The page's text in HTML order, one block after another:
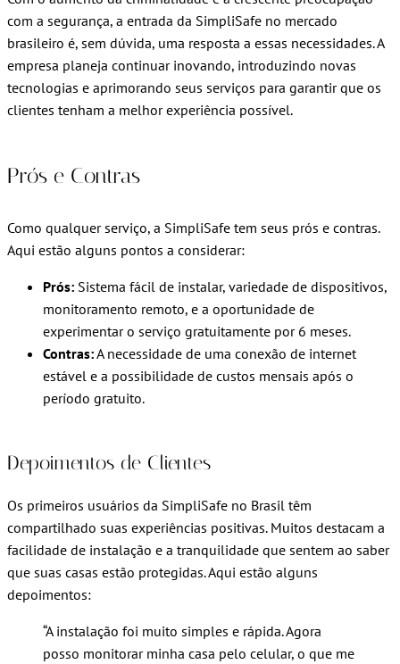
com a segurança, a entrada da SimpliSafe no mercado
brasileiro é, sem dúvida, uma resposta a essas necessidades. A
empresa planeja continuar inovando, introduzindo novas
tecnologias e aprimorando seus serviços para garantir que os
clientes tenham a melhor experiência possível.
Prós e Contras
Como qualquer serviço, a SimpliSafe tem seus prós e contras.
Aqui estão alguns pontos a considerar:
Prós: Sistema fácil de instalar, variedade de dispositivos,
monitoramento remoto, e a oportunidade de
experimentar o serviço gratuitamente por 6 meses.
Contras:A necessidade de uma conexão de internet
estável e a possibilidade de custos mensais após o
período gratuito.
Depoimentos de Clientes
Os primeiros usuários da SimpliSafe no Brasil têm
compartilhado suas experiências positivas. Muitos destacam a
facilidade de instalação e a tranquilidade que sentem ao saber
que suas casas estão protegidas. Aqui estão alguns
depoimentos:
“A instalação foi muito simples e rápida. Agora
posso monitorar minha casa pelo celular, o que me